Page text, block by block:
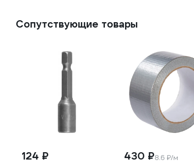
Сопутствующие товары
124 ₽ 430 ₽8.6 ₽/м